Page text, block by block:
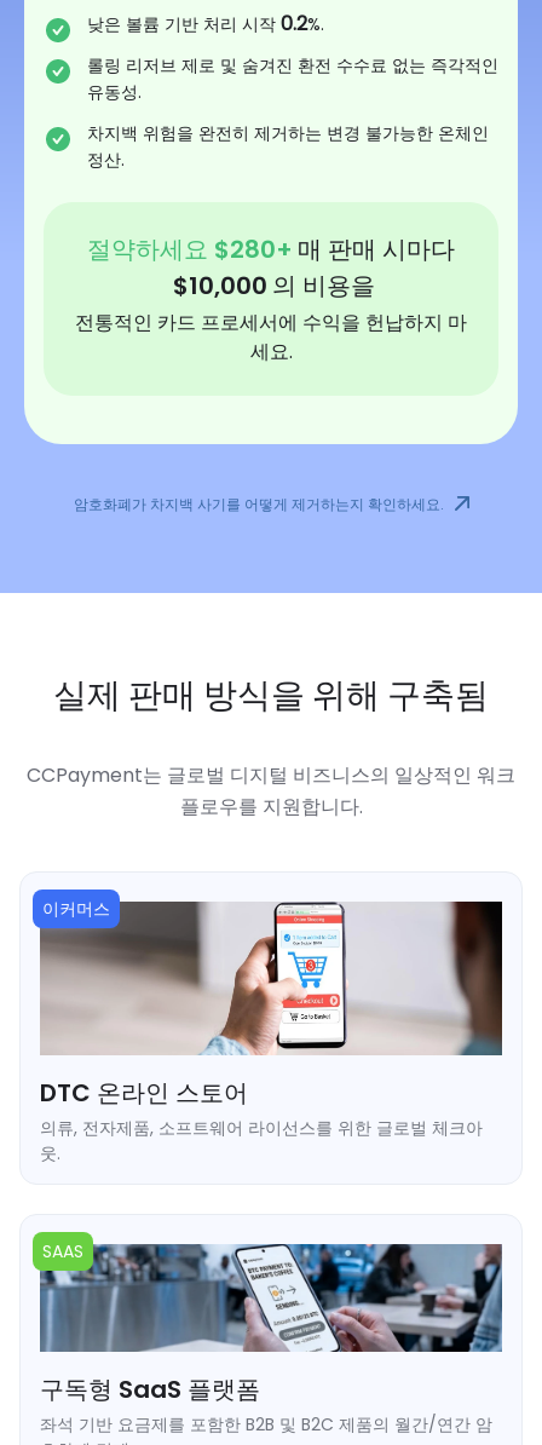
낮은 볼륨 기반 처리 시작 0.2%.
롤링 리저브 제로 및 숨겨진 환전 수수료 없는 즉각적인
유동성.
차지백 위험을 완전히 제거하는 변경 불가능한 온체인
정산.
절약하세요 $280+ 매 판매 시마다
$10,000 의 비용을
전통적인 카드 프로세서에 수익을 헌납하지 마
세요.
암호화폐가 차지백 사기를 어떻게 제거하는지 확인하세요.
실제 판매 방식을 위해 구축됨
CCPayment는 글로벌 디지털 비즈니스의 일상적인 워크
플로우를 지원합니다.
이커머스
DTC 온라인 스토어
의류, 전자제품, 소프트웨어 라이선스를 위한 글로벌 체크아
웃.
➥ 배송 완료 후 차지백 위험 제로.
➥ 190개 이상의 시장에서 암호화폐 구매자 확보.
SAAS
구독형 SaaS 플랫폼
좌석 기반 요금제를 포함한 B2B 및 B2C 제품의 월간/연간 암